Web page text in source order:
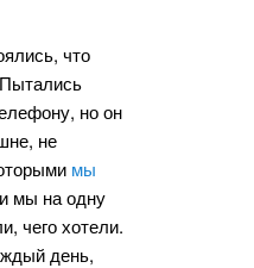
что
но он
не
мы
мы на одну
чего хотели.
день,